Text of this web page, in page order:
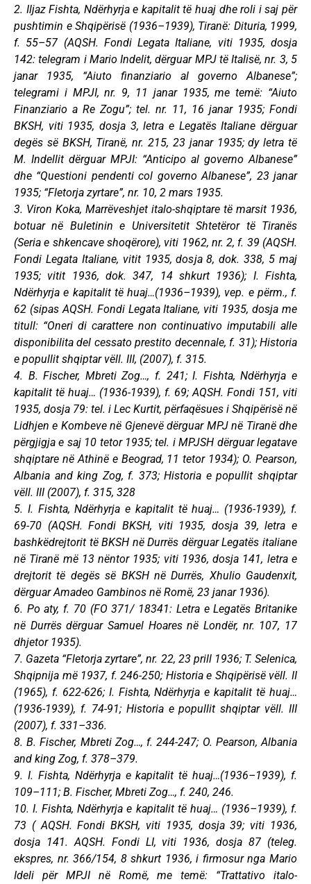
2. Iljaz Fishta, Ndërhyrja e kapitalit të huaj dhe roli i saj për
pushtimin e Shqipërisë (1936–1939), Tiranë: Dituria, 1999,
f. 55–57 (AQSH. Fondi Legata Italiane, viti 1935, dosja
142: telegram i Mario Indelit, dërguar MPJ të Italisë, nr. 3, 5
janar 1935, “Aiuto finanziario al governo Albanese”;
telegrami i MPJI, nr. 9, 11 janar 1935, me temë: “Aiuto
Finanziario a Re Zogu”; tel. nr. 11, 16 janar 1935; Fondi
BKSH, viti 1935, dosja 3, letra e Legatës Italiane dërguar
degës së BKSH, Tiranë, nr. 215, 23 janar 1935; dy letra të
M. Indellit dërguar MPJI: “Anticipo al governo Albanese”
dhe “Questioni pendenti col governo Albanese”, 23 janar
1935; “Fletorja zyrtare”, nr. 10, 2 mars 1935.
3. Viron Koka, Marrëveshjet italo-shqiptare të marsit 1936,
botuar në Buletinin e Universitetit Shtetëror të Tiranës
(Seria e shkencave shoqërore), viti 1962, nr. 2, f. 39 (AQSH.
Fondi Legata Italiane, vitit 1935, dosja 8, dok. 338, 5 maj
1935; vitit 1936, dok. 347, 14 shkurt 1936); I. Fishta,
Ndërhyrja e kapitalit të huaj…(1936–1939), vep. e përm., f.
62 (sipas AQSH. Fondi Legata Italiane, viti 1935, dosja me
titull: “Oneri di carattere non continuativo imputabili alle
disponibilita del cessato prestito decennale, f. 31); Historia
e popullit shqiptar vëll. III, (2007), f. 315.
4. B. Fischer, Mbreti Zog…, f. 241; I. Fishta, Ndërhyrja e
kapitalit të huaj… (1936-1939), f. 69; AQSH. Fondi 151, viti
1935, dosja 79: tel. i Lec Kurtit, përfaqësues i Shqipërisë në
Lidhjen e Kombeve në Gjenevë dërguar MPJ në Tiranë dhe
përgjigja e saj 10 tetor 1935; tel. i MPJSH dërguar legatave
shqiptare në Athinë e Beograd, 11 tetor 1934); O. Pearson,
Albania and king Zog, f. 373; Historia e popullit shqiptar
vëll. III (2007), f. 315, 328
5. I. Fishta, Ndërhyrja e kapitalit të huaj… (1936-1939), f.
69-70 (AQSH. Fondi BKSH, viti 1935, dosja 39, letra e
bashkëdrejtorit të BKSH në Durrës dërguar Legatës italiane
në Tiranë më 13 nëntor 1935; viti 1936, dosja 141, letra e
drejtorit të degës së BKSH në Durrës, Xhulio Gaudenxit,
dërguar Amadeo Gambinos në Romë, 23 janar 1936).
6. Po aty, f. 70 (FO 371/ 18341: Letra e Legatës Britanike
në Durrës dërguar Samuel Hoares në Londër, nr. 107, 17
dhjetor 1935).
7. Gazeta “Fletorja zyrtare”, nr. 22, 23 prill 1936; T. Selenica,
Shqipnija më 1937, f. 246-250; Historia e Shqipërisë vëll. II
(1965), f. 622-626; I. Fishta, Ndërhyrja e kapitalit të huaj…
(1936-1939), f. 74-91; Historia e popullit shqiptar vëll. III
(2007), f. 331–336.
8. B. Fischer, Mbreti Zog…, f. 244-247; O. Pearson, Albania
and king Zog, f. 378–379.
9. I. Fishta, Ndërhyrja e kapitalit të huaj…(1936–1939), f.
109–111; B. Fischer, Mbreti Zog…, f. 240, 246.
10. I. Fishta, Ndërhyrja e kapitalit të huaj… (1936–1939), f.
73 ( AQSH. Fondi BKSH, viti 1935, dosja 39; viti 1936,
dosja 141. AQSH. Fondi LI, viti 1936, dosja 87 (teleg.
ekspres, nr. 366/154, 8 shkurt 1936, i firmosur nga Mario
Ideli për MPJI në Romë, me temë: “Trattativo italo-